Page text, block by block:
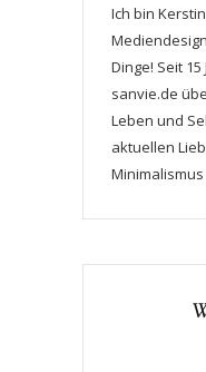
Ich bin
Dinge! Seit
sanvie.de
Leben und
aktuellen